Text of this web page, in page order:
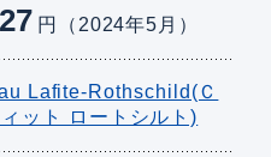
円（2024年5月）
Lafite-Rothschild(Ｃ
ィット ロートシルト)